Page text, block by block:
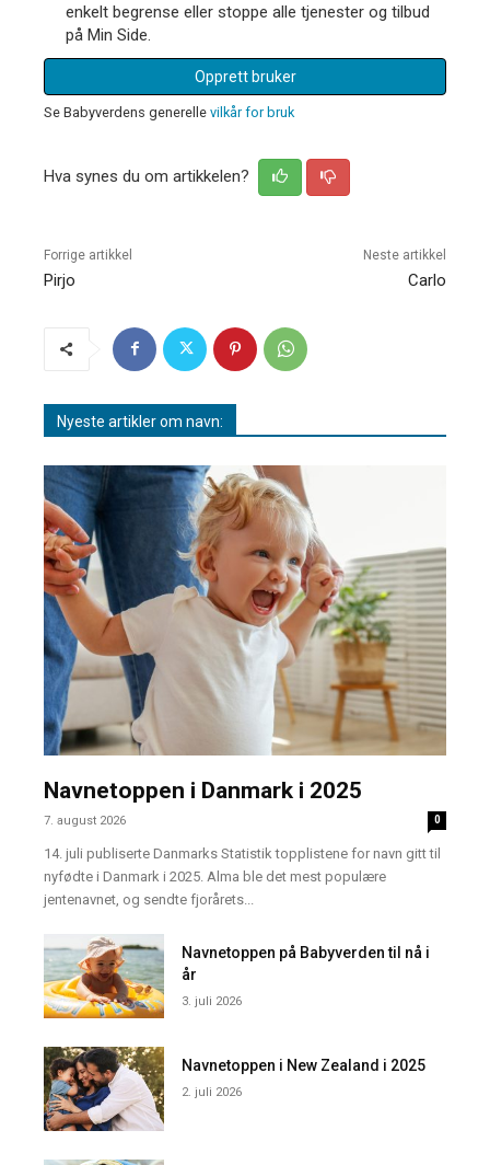
enkelt begrense eller stoppe alle tjenester og tilbud
på Min Side.
Opprett bruker
Se Babyverdens generelle vilkår for bruk
Hva synes du om artikkelen?
Forrige artikkel
Pirjo
Neste artikkel
Carlo
Nyeste artikler om navn:
Navnetoppen i Danmark i 2025
7. august 2026 0
14. juli publiserte Danmarks Statistik topplistene for navn gitt til
nyfødte i Danmark i 2025. Alma ble det mest populære
jentenavnet, og sendte fjorårets...
Navnetoppen på Babyverden til nå i
år
3. juli 2026
Navnetoppen i New Zealand i 2025
2. juli 2026